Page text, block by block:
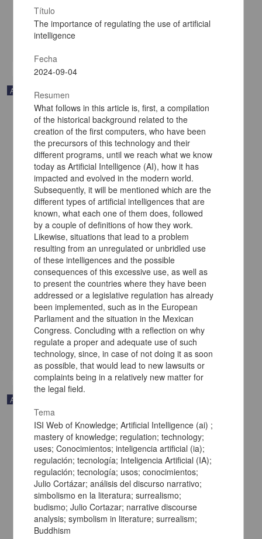
General de Bibliotecas y Servicios Digitales de Información, UNAM
2024-08-20
Multidisciplina
Artículo
Self-publishing of scientific texts: its multitude of forms, complexities,
and challenges in the digital age
Montes de Oca Montano, José Luis; Reyes Mur, Olga Lidia; Dávalos
Morales, José; de Cserna, Zoltan; Ortega Gutiérrez, Fernando -
Dirección General de Bibliotecas y Servicios Digitales de
Información, UNAM
2024-06-18
Multidisciplina
Artículo
Título
The importance of regulating the use of artificial
intelligence
Fecha
2024-09-04
Resumen
What follows in this article is, first, a compilation
of the historical background related to the
creation of the first computers, who have been
the precursors of this technology and their
different programs, until we reach what we know
today as Artificial Intelligence (AI), how it has
impacted and evolved in the modern world.
Subsequently, it will be mentioned which are the
different types of artificial intelligences that are
known, what each one of them does, followed
by a couple of definitions of how they work.
Likewise, situations that lead to a problem
resulting from an unregulated or unbridled use
of these intelligences and the possible
consequences of this excessive use, as well as
to present the countries where they have been
addressed or a legislative regulation has already
been implemented, such as in the European
Parliament and the situation in the Mexican
Congress. Concluding with a reflection on why
regulate a proper and adequate use of such
technology, since, in case of not doing it as soon
as possible, that would lead to new lawsuits or
complaints being in a relatively new matter for
the legal field.
Tema
ISI Web of Knowledge; Artificial Intelligence (ai) ;
mastery of knowledge; regulation; technology;
uses; Conocimientos; inteligencia artificial (ia);
regulación; tecnología; Inteligencia Artificial (IA);
regulación; tecnología; usos; conocimientos;
Julio Cortázar; análisis del discurso narrativo;
simbolismo en la literatura; surrealismo;
budismo; Julio Cortazar; narrative discourse
analysis; symbolism in literature; surrealism;
Buddhism